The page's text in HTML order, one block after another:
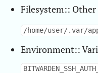
Filesystem:: Other
/home/user/.var/
Environment::